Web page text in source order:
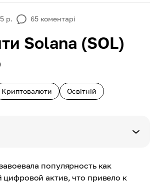
р. 65 коментарі
Solana (SOL)
Криптовалюти Освітній
популярность как
цифровой актив, что привело к